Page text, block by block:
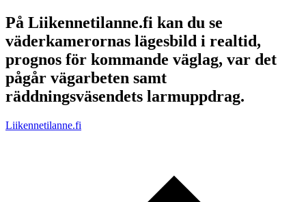
På Liikennetilanne.fi kan du se
väderkamerornas lägesbild i realtid,
prognos för kommande väglag, var det
pågår vägarbeten samt
räddningsväsendets larmuppdrag.
Liikennetilanne.fi